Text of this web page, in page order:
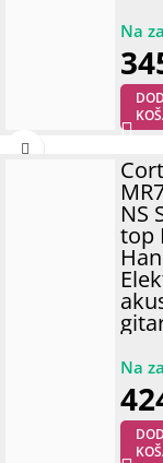
Cort
NS
top